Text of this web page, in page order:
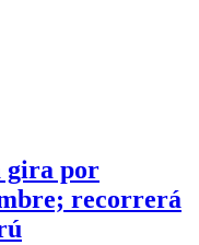
gira por
recorrerá